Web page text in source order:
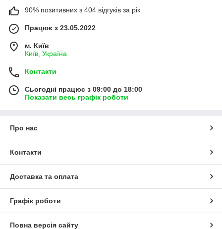
90% позитивних з 404 відгуків за рік
Працює з 23.05.2022
м. Київ
Київ, Україна
Контакти
Сьогодні працює з 09:00 до 18:00
Показати весь графік роботи
Про нас
Контакти
Доставка та оплата
Графік роботи
Повна версія сайту